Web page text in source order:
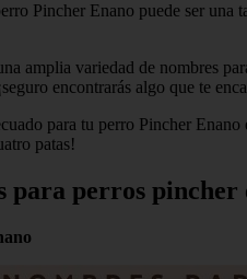
Pincher Enano puede ser
amplia variedad de nombres
encontrarás algo que te
para tu perro Pincher
patas!
para perros pincher